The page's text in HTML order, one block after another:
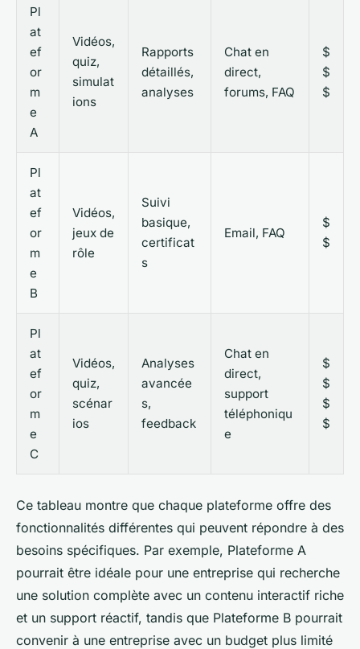
Pl
at
ef
or
m
e
A
Vidéos,
quiz,
simulat
ions
Rapports
détaillés,
analyses
Chat en
direct,
forums, FAQ
$
$
$
Pl
at
ef
or
m
e
B
Vidéos,
jeux de
rôle
Suivi
basique,
certificat
s
Email, FAQ
$
$
Pl
at
ef
or
m
e
C
Vidéos,
quiz,
scénar
ios
Analyses
avancée
s,
feedback
Chat en
direct,
support
téléphoniqu
e
$
$
$
$
Ce tableau montre que chaque plateforme offre des
fonctionnalités différentes qui peuvent répondre à des
besoins spécifiques. Par exemple, Plateforme A
pourrait être idéale pour une entreprise qui recherche
une solution complète avec un contenu interactif riche
et un support réactif, tandis que Plateforme B pourrait
convenir à une entreprise avec un budget plus limité